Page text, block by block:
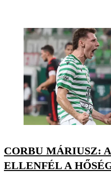
CORBU MÁRIUSZ:
ELLENFÉL A